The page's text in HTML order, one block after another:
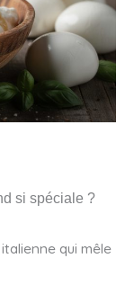
si spéciale ?
italienne qui mêle